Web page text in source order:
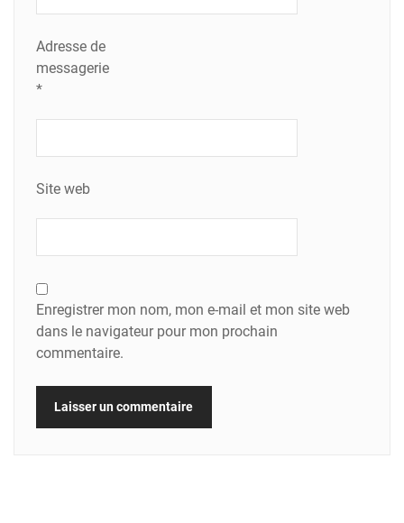
Adresse de
messagerie
*
Site web
Enregistrer mon nom, mon e-mail et mon site web
dans le navigateur pour mon prochain
commentaire.